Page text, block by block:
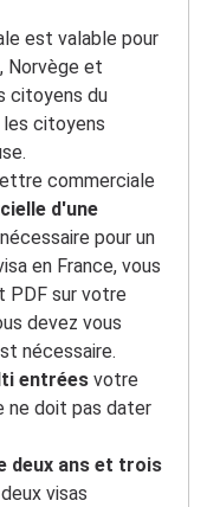
est valable pour
Norvège et
citoyens du
les citoyens
commerciale
d'une
pour un
en France, vous
PDF sur votre
devez vous
nécessaire.
entrées votre
ne doit pas dater
deux ans et trois
visas